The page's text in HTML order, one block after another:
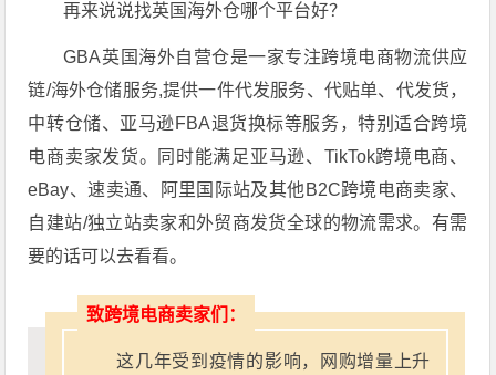
再来说说找英国海外仓哪个平台好？
GBA英国海外自营仓是一家专注跨境电商物流供应
链/海外仓储服务,提供一件代发服务、代贴单、代发货，
中转仓储、亚马逊FBA退货换标等服务，特别适合跨境
电商卖家发货。同时能满足亚马逊、TikTok跨境电商、
eBay、速卖通、阿里国际站及其他B2C跨境电商卖家、
自建站/独立站卖家和外贸商发货全球的物流需求。有需
要的话可以去看看。
致跨境电商卖家们：
这几年受到疫情的影响，网购增量上升